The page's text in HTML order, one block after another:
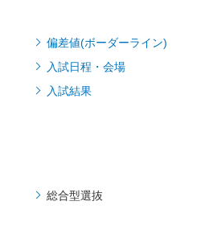
偏差値(ボーダーライン)
入試日程・会場
入試結果
総合型選抜